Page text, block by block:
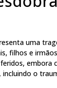
uma
filhos e
embora
o